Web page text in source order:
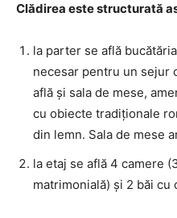
Clădirea este structurată
la parter se află
necesar pentru un sejur
află şi sala de mese,
cu obiecte tradiţionale
din lemn. Sala de mese
la etaj se află 4 camere
matrimonială) şi 2 băi cu